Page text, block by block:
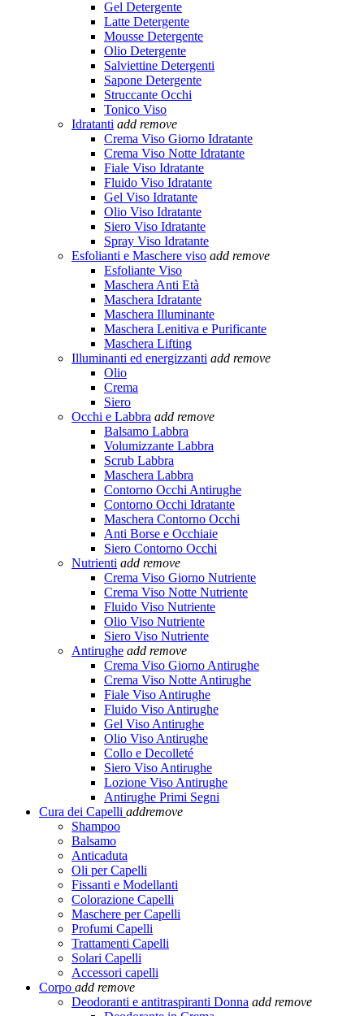
Gel Detergente
Latte Detergente
Mousse Detergente
Olio Detergente
Salviettine Detergenti
Sapone Detergente
Struccante Occhi
Tonico Viso
Idratanti add remove
Crema Viso Giorno Idratante
Crema Viso Notte Idratante
Fiale Viso Idratante
Fluido Viso Idratante
Gel Viso Idratante
Olio Viso Idratante
Siero Viso Idratante
Spray Viso Idratante
Esfolianti e Maschere viso add remove
Esfoliante Viso
Maschera Anti Età
Maschera Idratante
Maschera Illuminante
Maschera Lenitiva e Purificante
Maschera Lifting
Illuminanti ed energizzanti add remove
Olio
Crema
Siero
Occhi e Labbra add remove
Balsamo Labbra
Volumizzante Labbra
Scrub Labbra
Maschera Labbra
Contorno Occhi Antirughe
Contorno Occhi Idratante
Maschera Contorno Occhi
Anti Borse e Occhiaie
Siero Contorno Occhi
Nutrienti add remove
Crema Viso Giorno Nutriente
Crema Viso Notte Nutriente
Fluido Viso Nutriente
Olio Viso Nutriente
Siero Viso Nutriente
Antirughe add remove
Crema Viso Giorno Antirughe
Crema Viso Notte Antirughe
Fiale Viso Antirughe
Fluido Viso Antirughe
Gel Viso Antirughe
Olio Viso Antirughe
Collo e Decolleté
Siero Viso Antirughe
Lozione Viso Antirughe
Antirughe Primi Segni
Cura dei Capelli addremove
Shampoo
Balsamo
Anticaduta
Oli per Capelli
Fissanti e Modellanti
Colorazione Capelli
Maschere per Capelli
Profumi Capelli
Trattamenti Capelli
Solari Capelli
Accessori capelli
Corpo add remove
Deodoranti e antitraspiranti Donna add remove